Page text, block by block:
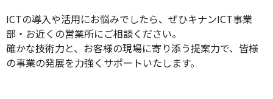
ICTの導入や活用にお悩みでしたら、ぜひキナンICT事業
部・お近くの営業所にご相談ください。
確かな技術力と、お客様の現場に寄り添う提案力で、皆様
の事業の発展を力強くサポートいたします。